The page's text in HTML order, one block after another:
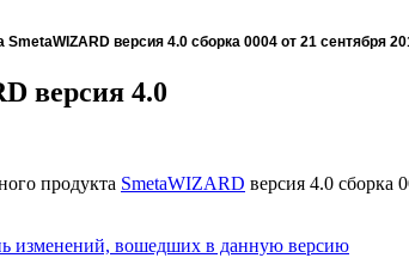
SmetaWIZARD версия 4.0 сборка 0004 от 21 сентября
версия 4.0
продукта SmetaWIZARD версия 4.0 сборка
изменений, вошедших в данную версию